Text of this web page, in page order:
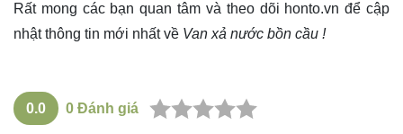
Rất mong các bạn quan tâm và theo dõi honto.vn để cập
nhật thông tin mới nhất về Van xả nước bồn cầu !
0.0 0 Đánh giá